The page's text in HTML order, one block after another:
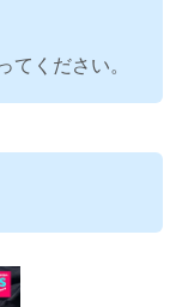
てください。